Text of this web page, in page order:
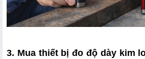
3. Mua thiết bị đo độ dày kim